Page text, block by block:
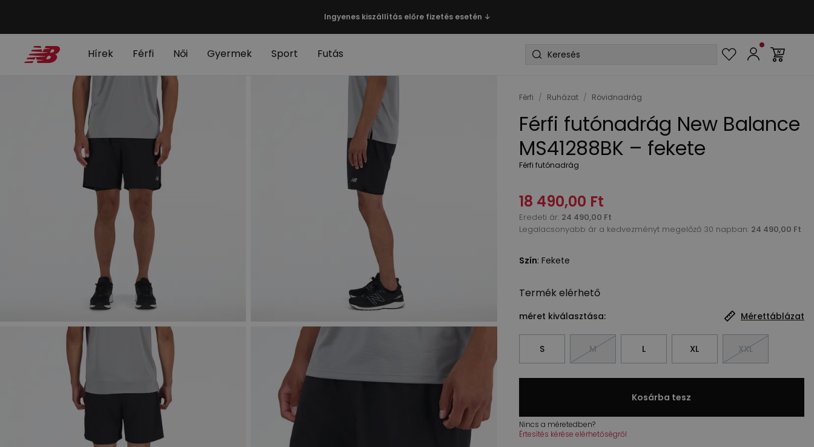
Ingyenes kiszállítás előre fizetés esetén ↓
Hírek Férfi Női Gyermek Sport Futás
Férfi / Ruházat / Rövidnadrág
Férfi futónadrág New Balance
MS41288BK – fekete
Férfi futónadrág
18 490,00 Ft
Eredeti ár: 24 490,00 Ft
Legalacsonyabb ár a kedvezményt megelőző 30 napban: 24 490,00 Ft
Szín: Fekete
Termék elérhető
méret kiválasztása: Mérettáblázat
S M L XL XXL
Kosárba tesz
Nincs a méretedben?
Értesítés kérése elérhetőségről